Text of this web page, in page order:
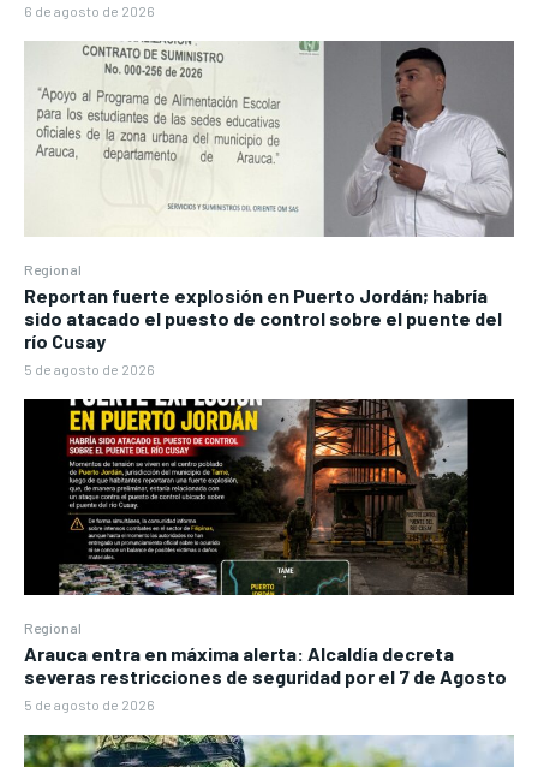
6 de agosto de 2026
Regional
Reportan fuerte explosión en Puerto Jordán; habría
sido atacado el puesto de control sobre el puente del
río Cusay
5 de agosto de 2026
Regional
Arauca entra en máxima alerta: Alcaldía decreta
severas restricciones de seguridad por el 7 de Agosto
5 de agosto de 2026